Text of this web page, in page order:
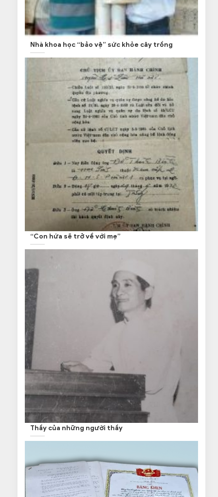
Nhà khoa học “bảo vệ” sức khỏe cây trồng
“Con hứa sẽ trở về với mẹ”
Thầy của những người thầy